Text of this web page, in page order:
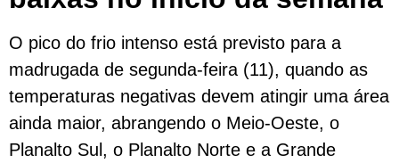
O pico do frio intenso está previsto para a
madrugada de segunda-feira (11), quando as
temperaturas negativas devem atingir uma área
ainda maior, abrangendo o Meio-Oeste, o
Planalto Sul, o Planalto Norte e a Grande